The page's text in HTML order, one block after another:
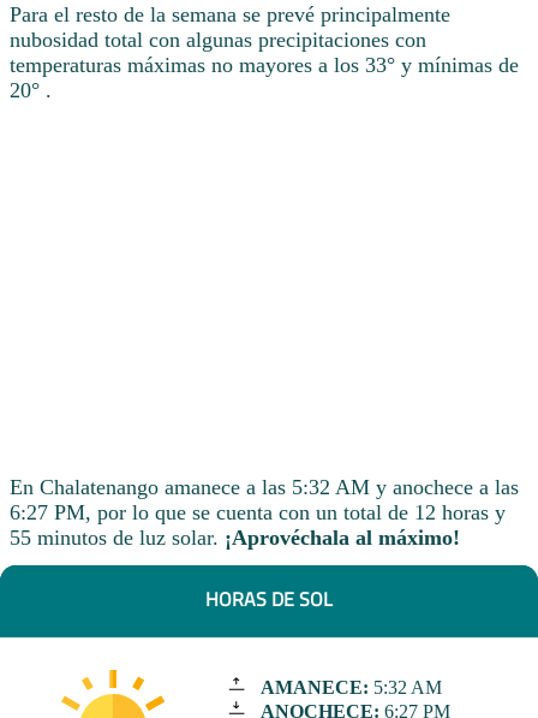
Para el resto de la semana se prevé principalmente
nubosidad total con algunas precipitaciones con
temperaturas máximas no mayores a los 33° y mínimas de
20° .
En Chalatenango amanece a las 5:32 AM y anochece a las
6:27 PM, por lo que se cuenta con un total de 12 horas y
55 minutos de luz solar. ¡Aprovéchala al máximo!
HORAS DE SOL
AMANECE: 5:32 AM
ANOCHECE: 6:27 PM